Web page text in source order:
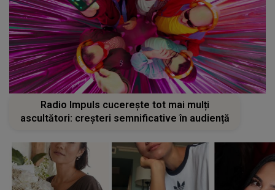
Radio Impuls cucerește tot mai mulți
ascultători: creșteri semnificative în audiență